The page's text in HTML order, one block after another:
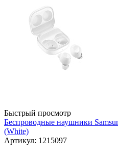
Быстрый просмотр
Беспроводные наушники
(White)
Артикул: 1215097